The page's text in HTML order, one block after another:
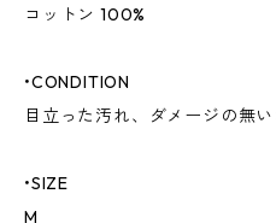
コットン 100%
•CONDITION
目立った汚れ、ダメージの無
•SIZE
M